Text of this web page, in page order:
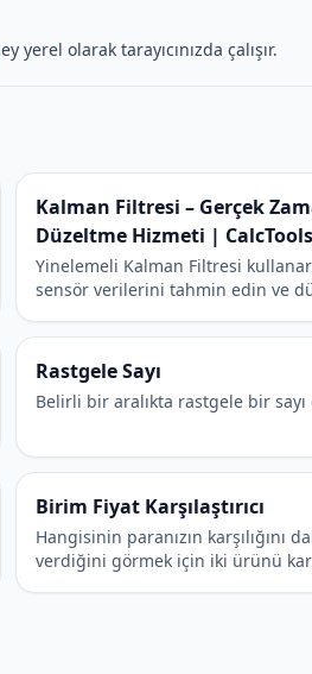
yerel olarak tarayıcınızda çalışır.
Kalman Filtresi – Gerçek
Düzeltme Hizmeti | CalcTools
Yinelemeli Kalman Filtresi
sensör verilerini tahmin edin ve
hizmet.
Rastgele Sayı
Belirli bir aralıkta rastgele bir
Birim Fiyat Karşılaştırıcı
Hangisinin paranızın karşılığını
verdiğini görmek için iki ürünü